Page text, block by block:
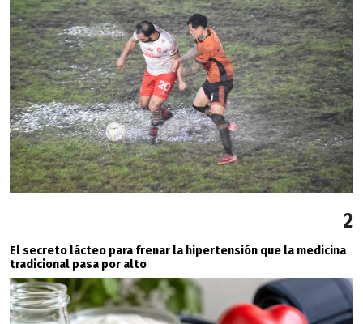
2
El secreto lácteo para frenar la hipertensión que la medicina
tradicional pasa por alto